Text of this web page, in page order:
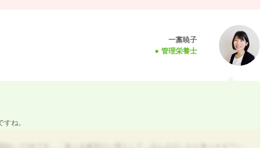
一藁暁子
管理栄養士
ね。